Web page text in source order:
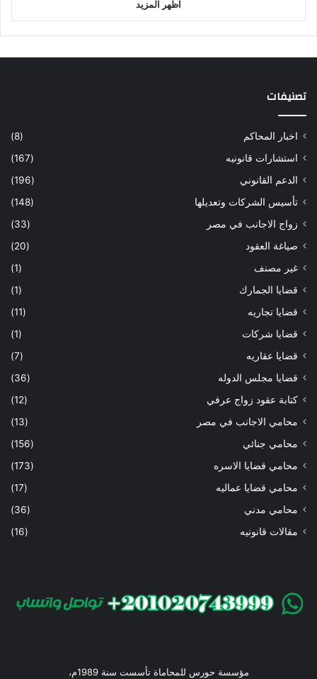
اظهر المزيد
تصنيفات
اخبار المحاكم
(8)
استشارات قانونيه
(167)
الدعم القانوني
(196)
تأسيس الشركات وتعديلها
(148)
زواج الاجانب في مصر
(33)
صياغة العقود
(20)
غير مصنف
(1)
قضايا الجمارك
(1)
قضايا تجاريه
(11)
قضايا شركات
(1)
قضايا عقاريه
(7)
قضايا مجلس الدوله
(36)
كتابة عقود زواج عرفي
(12)
محامي الاجانب في مصر
(13)
محامي جنائي
(156)
محامي قضايا الاسره
(173)
محامي قضايا عماليه
(17)
محامي مدني
(36)
مقالات قانونيه
(16)
مؤسسة حورس للمحاماة تأسست سنة 1989م،